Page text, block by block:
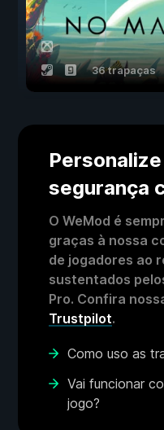
36 trapaças
segurança
O WeMod é
graças à nossa
de jogadores ao
sustentados
Pro. Confira
Trustpilot.
Como uso as
Vai funcionar
jogo?